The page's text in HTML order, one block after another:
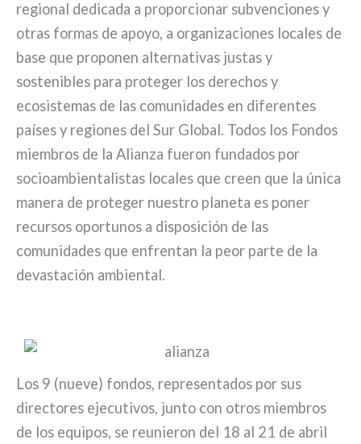
regional dedicada a proporcionar subvenciones y
otras formas de apoyo, a organizaciones locales de
base que proponen alternativas justas y
sostenibles para proteger los derechos y
ecosistemas de las comunidades en diferentes
países y regiones del Sur Global. Todos los Fondos
miembros de la Alianza fueron fundados por
socioambientalistas locales que creen que la única
manera de proteger nuestro planeta es poner
recursos oportunos a disposición de las
comunidades que enfrentan la peor parte de la
devastación ambiental.
Los 9 (nueve) fondos, representados por sus
directores ejecutivos, junto con otros miembros
de los equipos, se reunieron del 18 al 21 de abril